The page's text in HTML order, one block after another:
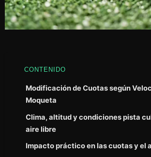
CONTENIDO
Modificación de Cuotas según
Moqueta
Clima, altitud y condiciones pista
aire libre
Impacto práctico en las cuotas y el